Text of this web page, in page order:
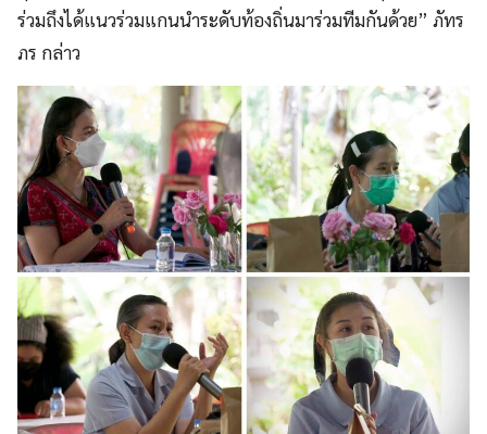
ร่วมถึงได้แนวร่วมแกนนำระดับท้องถิ่นมาร่วมทีมกันด้วย” ภัทร
ภร กล่าว